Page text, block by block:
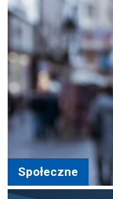
Społeczne